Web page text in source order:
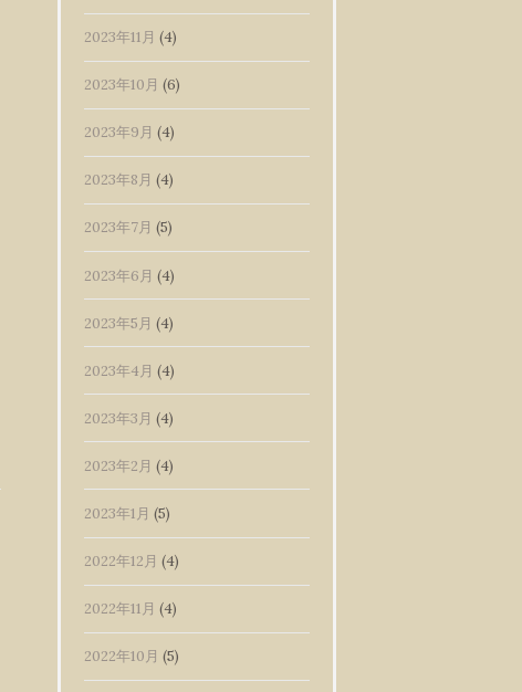
2023年11月 (4)
2023年10月 (6)
2023年9月 (4)
2023年8月 (4)
2023年7月 (5)
2023年6月 (4)
2023年5月 (4)
2023年4月 (4)
2023年3月 (4)
2023年2月 (4)
2023年1月 (5)
2022年12月 (4)
2022年11月 (4)
2022年10月 (5)